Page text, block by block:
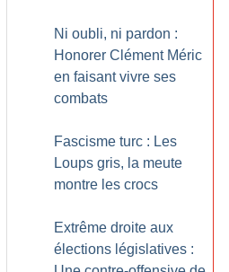
Ni oubli, ni pardon :
Honorer Clément Méric
en faisant vivre ses
combats
Fascisme turc : Les
Loups gris, la meute
montre les crocs
Extrême droite aux
élections législatives :